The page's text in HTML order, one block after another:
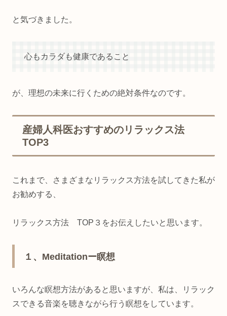
と気づきました。
心もカラダも健康であること
が、理想の未来に行くための絶対条件なのです。
産婦人科医おすすめのリラックス法
TOP3
これまで、さまざまなリラックス方法を試してきた私が
お勧めする、
リラックス方法 TOP３をお伝えしたいと思います。
１、Meditationー瞑想
いろんな瞑想方法があると思いますが、私は、リラック
スできる音楽を聴きながら行う瞑想をしています。